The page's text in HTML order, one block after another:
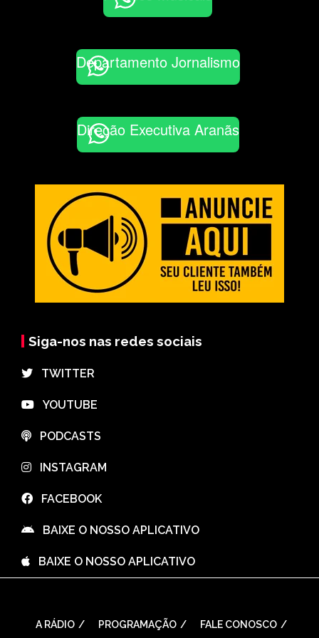
Departamento Jornalismo
Direção Executiva Aranãs
Siga-nos nas redes sociais
⠀TWITTER
⠀YOUTUBE
⠀PODCASTS
⠀INSTAGRAM
⠀FACEBOOK
⠀BAIXE O NOSSO APLICATIVO
⠀BAIXE O NOSSO APLICATIVO
A RÁDIO PROGRAMAÇÃO FALE CONOSCO